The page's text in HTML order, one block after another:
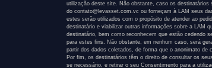
utilização deste site. Não obstante, caso os destinatários
do contato@levasset.com.vc ou forneçam à LAM seus
estes serão utilizados com o propósito de atender ao
destinatário e viabilizar outras informações sobre a LAM
destinatário, bem como reconhecem que estão cedendo
para estes fins. Não obstante, em nenhum caso, será
partir dos dados coletados, de forma que o anonimato de
Por fim, os destinatários têm o direito de consultar os
se necessário, e retirar o seu Consentimento para a